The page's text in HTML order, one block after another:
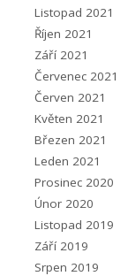
Listopad 2021
Říjen 2021
Září 2021
Červenec 2021
Červen 2021
Květen 2021
Březen 2021
Leden 2021
Prosinec 2020
Únor 2020
Listopad 2019
Září 2019
Srpen 2019